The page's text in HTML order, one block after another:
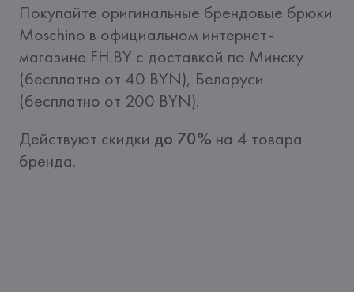
Покупайте оригинальные брендовые брюки
Moschino в официальном интернет-
магазине FH.BY c доставкой по Минску
(бесплатно от 40 BYN), Беларуси
(бесплатно от 200 BYN).
Действуют скидки до 70% на 4 товара
бренда.